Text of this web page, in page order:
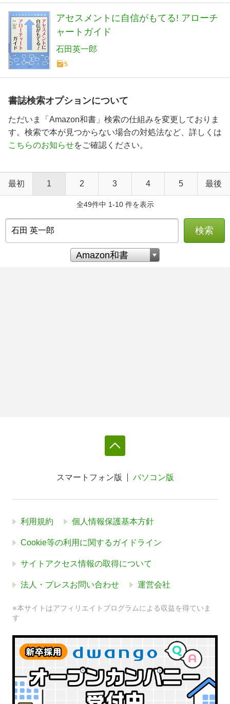
アセスメントに自信がもてる! アローチ
ャートガイド
石田英一郎
5
書誌検索オプションについて
ただいま「Amazon和書」検索の仕組みを変更しておりま
す。検索で本が見つからない場合の対処法など、詳しくは
こちらのお知らせをご確認ください。
最初 1 2 3 4 5 最後
全49件中 1-10 件を表示
検索
スマートフォン版 パソコン版
利用規約 個人情報保護基本方針
Cookie等の利用に関するガイドライン
サイトアクセス情報の取得について
法人・プレスお問い合わせ 運営会社
※本サイトはアフィリエイトプログラムによる収益を得ていま
す